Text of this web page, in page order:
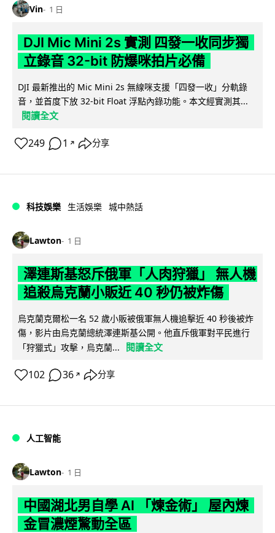
Vin 1 日
DJI Mic Mini 2s 實測 四發一收同步獨
立錄音 32-bit 防爆咪拍片必備
DJI 最新推出的 Mic Mini 2s 無線咪支援「四發一收」分軌錄
音，並首度下放 32-bit Float 浮點內錄功能。本文經實測其...
閱讀全文
249 1 ↗ 分享
科技娛樂 生活娛樂 城中熱話
Lawton 1 日
澤連斯基怒斥俄軍「人肉狩獵」 無人機
追殺烏克蘭小販近 40 秒仍被炸傷
烏克蘭克爾松一名 52 歲小販被俄軍無人機追擊近 40 秒後被炸
傷，影片由烏克蘭總統澤連斯基公開。他直斥俄軍對平民進行
「狩獵式」攻擊，烏克蘭...
閱讀全文
102 36 ↗ 分享
人工智能
Lawton 1 日
中國湖北男自學 AI 「煉金術」 屋內煉
金冒濃煙驚動全區